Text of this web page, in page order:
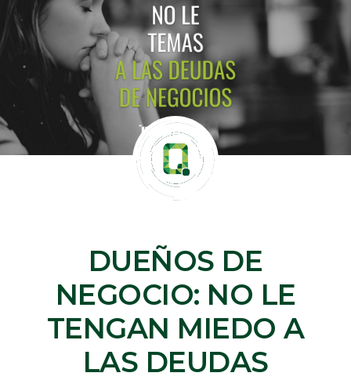
DUEÑOS DE
NEGOCIO: NO LE
TENGAN MIEDO A
LAS DEUDAS